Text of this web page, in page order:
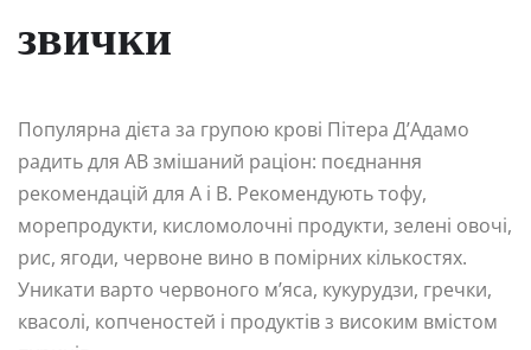
звички
Популярна дієта за групою крові Пітера Д’Адамо
радить для AB змішаний раціон: поєднання
рекомендацій для А і В. Рекомендують тофу,
морепродукти, кисломолочні продукти, зелені овочі,
рис, ягоди, червоне вино в помірних кількостях.
Уникати варто червоного м’яса, кукурудзи, гречки,
квасолі, копченостей і продуктів з високим вмістом